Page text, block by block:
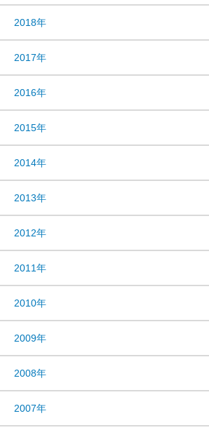
2018年
2017年
2016年
2015年
2014年
2013年
2012年
2011年
2010年
2009年
2008年
2007年